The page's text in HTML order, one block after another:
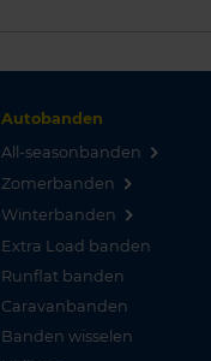
Autobanden
All-seasonbanden
Zomerbanden
Winterbanden
Extra Load banden
Runflat banden
Caravanbanden
Banden wisselen